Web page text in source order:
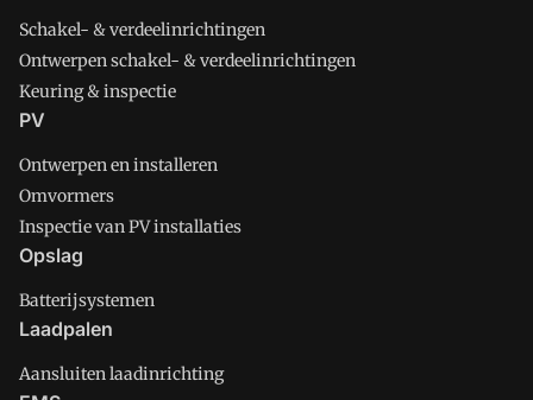
Schakel- & verdeelinrichtingen
Ontwerpen schakel- & verdeelinrichtingen
Keuring & inspectie
PV
Ontwerpen en installeren
Omvormers
Inspectie van PV installaties
Opslag
Batterijsystemen
Laadpalen
Aansluiten laadinrichting